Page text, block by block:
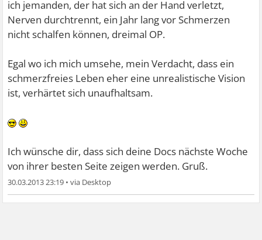
ich jemanden, der hat sich an der Hand verletzt,
Nerven durchtrennt, ein Jahr lang vor Schmerzen
nicht schalfen können, dreimal OP.
Egal wo ich mich umsehe, mein Verdacht, dass ein
schmerzfreies Leben eher eine unrealistische Vision
ist, verhärtet sich unaufhaltsam.
Ich wünsche dir, dass sich deine Docs nächste Woche
von ihrer besten Seite zeigen werden. Gruß.
30.03.2013 23:19 •